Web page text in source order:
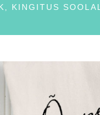
KINGITUS